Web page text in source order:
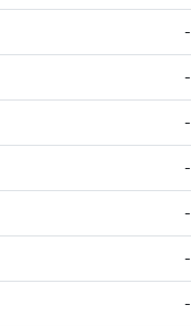
-
-
-
-
-
-
-